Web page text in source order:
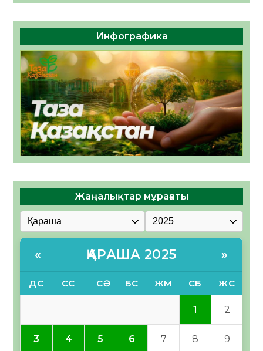
Инфографика
Жаңалықтар мұрағаты
« ҚАРАША 2025 »
ДС СС СӘ БС ЖМ СБ ЖС
1 2
3 4 5 6 7 8 9